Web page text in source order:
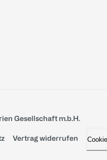
Gesellschaft m.b.H.
Vertrag widerrufen